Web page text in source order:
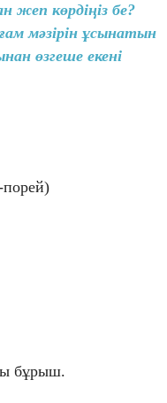
жеп көрдіңіз бе?
мәзірін ұсынатын
өзгеше екені
порей)
бұрыш.